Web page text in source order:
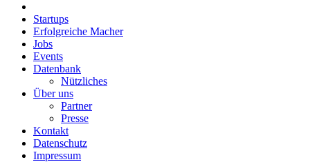
ganzen Rheinland
Startups
Erfolgreiche Macher
Jobs
Events
Datenbank
Nützliches
Über uns
Partner
Presse
Kontakt
Datenschutz
Impressum